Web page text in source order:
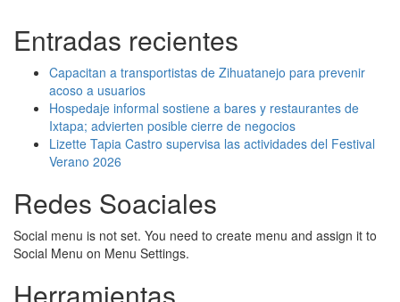
Entradas recientes
Capacitan a transportistas de Zihuatanejo para prevenir
acoso a usuarios
Hospedaje informal sostiene a bares y restaurantes de
Ixtapa; advierten posible cierre de negocios
Lizette Tapia Castro supervisa las actividades del Festival
Verano 2026
Redes Soaciales
Social menu is not set. You need to create menu and assign it to
Social Menu on Menu Settings.